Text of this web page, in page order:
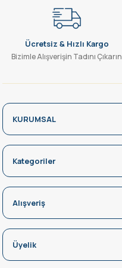
Ücretsiz & Hızlı Kargo
Bizimle Alışverişin Tadını Çıkarın
KURUMSAL
Kategoriler
Alışveriş
Üyelik